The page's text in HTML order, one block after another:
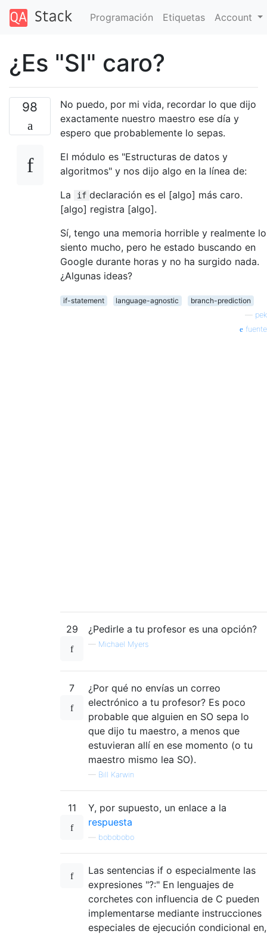
Programación Etiquetas Account
¿Es "SI" caro?
98
No puedo, por mi vida, recordar lo que dijo
exactamente nuestro maestro ese día y
espero que probablemente lo sepas.
El módulo es "Estructuras de datos y
algoritmos" y nos dijo algo en la línea de:
La
if declaración es el [algo] más caro.
[algo] registra [algo].
Sí, tengo una memoria horrible y realmente lo
siento mucho, pero he estado buscando en
Google durante horas y no ha surgido nada.
¿Algunas ideas?
if-statement language-agnostic
branch-prediction
pek
fuente
29 ¿Pedirle a tu profesor es una opción?
— Michael Myers
7
¿Por qué no envías un correo
electrónico a tu profesor? Es poco
probable que alguien en SO sepa lo
que dijo tu maestro, a menos que
estuvieran allí en ese momento (o tu
maestro mismo lea SO).
— Bill Karwin
11
Y, por supuesto, un enlace a la
respuesta
bobobobo
Las sentencias if o especialmente las
expresiones "?:" En lenguajes de
corchetes con influencia de C pueden
implementarse mediante instrucciones
especiales de ejecución condicional en,